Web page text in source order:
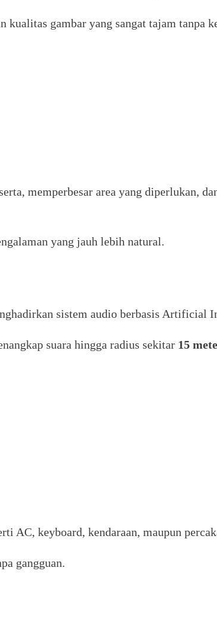
gambar yang sangat tajam tanpa
memperbesar area yang diperlukan,
yang jauh lebih natural.
sistem audio berbasis Artificial
suara hingga radius sekitar 15
AC, keyboard, kendaraan, maupun
gangguan.